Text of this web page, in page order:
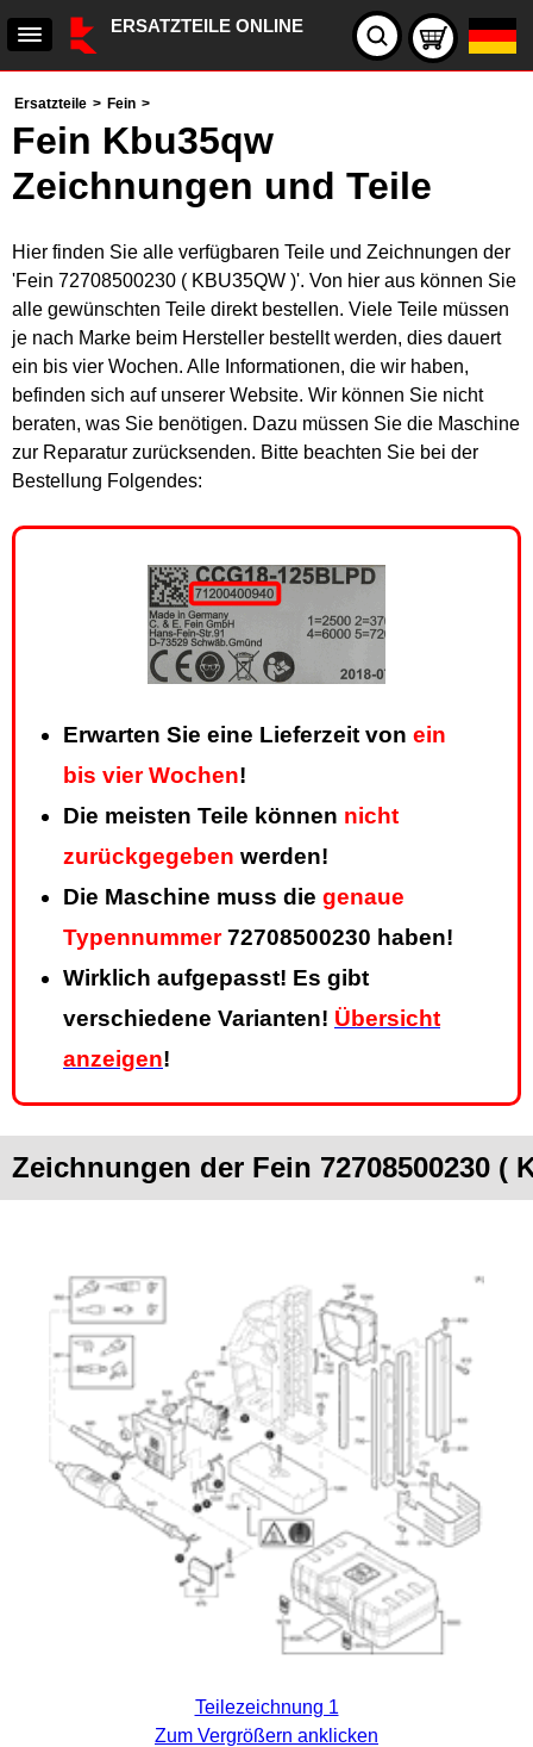
ERSATZTEILE ONLINE
Ersatzteile > Fein >
Fein Kbu35qw
Zeichnungen und Teile
Hier finden Sie alle verfügbaren Teile und Zeichnungen der
'Fein 72708500230 ( KBU35QW )'. Von hier aus können Sie
alle gewünschten Teile direkt bestellen. Viele Teile müssen
je nach Marke beim Hersteller bestellt werden, dies dauert
ein bis vier Wochen. Alle Informationen, die wir haben,
befinden sich auf unserer Website. Wir können Sie nicht
beraten, was Sie benötigen. Dazu müssen Sie die Maschine
zur Reparatur zurücksenden. Bitte beachten Sie bei der
Bestellung Folgendes:
Erwarten Sie eine Lieferzeit von ein
bis vier Wochen!
Die meisten Teile können nicht
zurückgegeben werden!
Die Maschine muss die genaue
Typennummer72708500230 haben!
Wirklich aufgepasst! Es gibt
verschiedene Varianten! Übersicht
anzeigen!
Zeichnungen der Fein 72708500230 (
Teilezeichnung 1
Zum Vergrößern anklicken